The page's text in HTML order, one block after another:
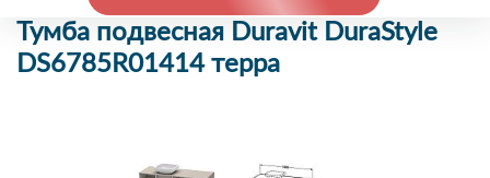
Тумба подвесная Duravit DuraStyle
DS6785R01414 терра